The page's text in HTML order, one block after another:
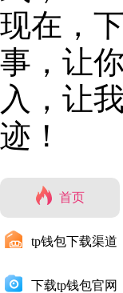
现在，
事，让
入，让
迹！
首页
tp钱包下载渠道
下载tp钱包官网